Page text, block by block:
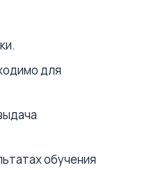
для
обучения